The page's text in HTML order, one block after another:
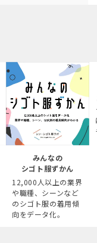
みんなの
シゴト服ずかん
12,000人以上の業界
や職種、シーンなど
のシゴト服の着用傾
向をデータ化。